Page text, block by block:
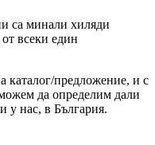
са минали хиляди
всеки един
каталог/предложение, и с
да определим дали
у нас, в България.